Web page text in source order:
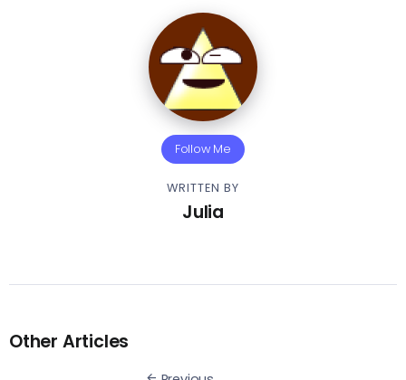
Follow Me
WRITTEN BY
Julia
Other Articles